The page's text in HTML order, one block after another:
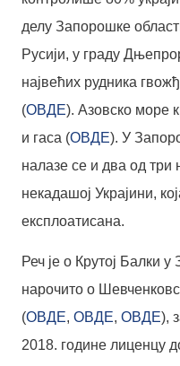
делу Запорошке
Русији, у граду
највећих рудника
(ОВДЕ). Азовско море
и гаса (ОВДЕ). У
налазе се и два од три
некадашој Украјини,
експлоатисана.
Реч је о Крутој Балки
нарочито о
(ОВДЕ, ОВДЕ, ОВДЕ),
2018. године лиценцу